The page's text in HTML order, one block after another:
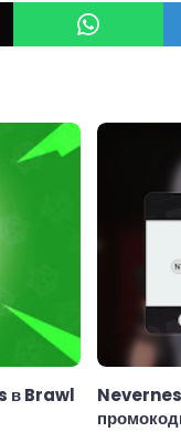
в Brawl